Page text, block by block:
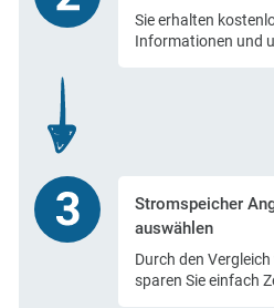
Sie erhalten
Informationen und
Stromspeicher
auswählen
Durch den
sparen Sie einfach